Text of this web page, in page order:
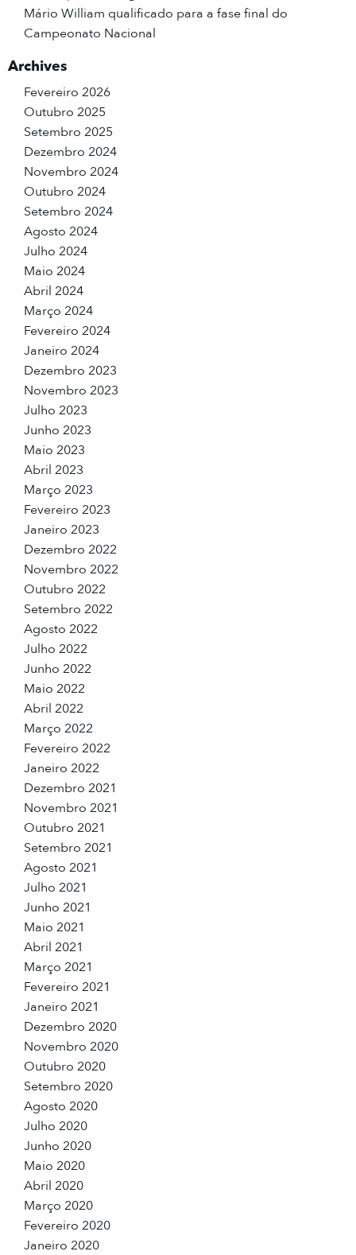
Mário William qualificado para a fase final do
Campeonato Nacional
Archives
Fevereiro 2026
Outubro 2025
Setembro 2025
Dezembro 2024
Novembro 2024
Outubro 2024
Setembro 2024
Agosto 2024
Julho 2024
Maio 2024
Abril 2024
Março 2024
Fevereiro 2024
Janeiro 2024
Dezembro 2023
Novembro 2023
Julho 2023
Junho 2023
Maio 2023
Abril 2023
Março 2023
Fevereiro 2023
Janeiro 2023
Dezembro 2022
Novembro 2022
Outubro 2022
Setembro 2022
Agosto 2022
Julho 2022
Junho 2022
Maio 2022
Abril 2022
Março 2022
Fevereiro 2022
Janeiro 2022
Dezembro 2021
Novembro 2021
Outubro 2021
Setembro 2021
Agosto 2021
Julho 2021
Junho 2021
Maio 2021
Abril 2021
Março 2021
Fevereiro 2021
Janeiro 2021
Dezembro 2020
Novembro 2020
Outubro 2020
Setembro 2020
Agosto 2020
Julho 2020
Junho 2020
Maio 2020
Abril 2020
Março 2020
Fevereiro 2020
Janeiro 2020